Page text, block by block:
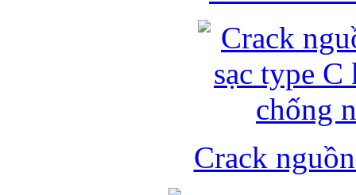
Crack